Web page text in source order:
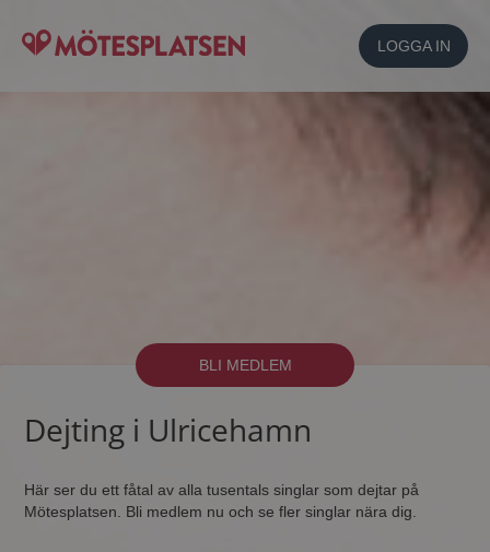
LOGGA IN
BLI MEDLEM
Dejting i Ulricehamn
Här ser du ett fåtal av alla tusentals singlar som dejtar på
Mötesplatsen. Bli medlem nu och se fler singlar nära dig.